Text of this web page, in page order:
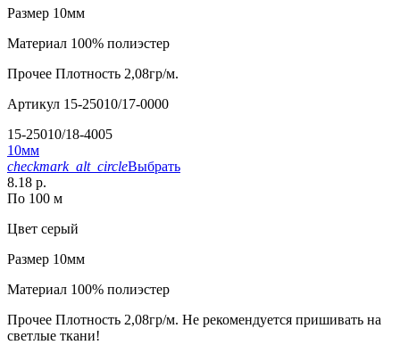
Размер 10мм
Материал 100% полиэстер
Прочее Плотность 2,08гр/м.
Артикул 15-25010/17-0000
15-25010/18-4005
10мм
checkmark_alt_circleВыбрать
8.18 р.
По 100 м
Цвет серый
Размер 10мм
Материал 100% полиэстер
Прочее Плотность 2,08гр/м. Не рекомендуется пришивать на
светлые ткани!